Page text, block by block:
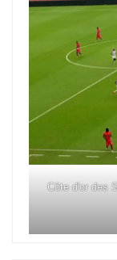
Côte d'or des